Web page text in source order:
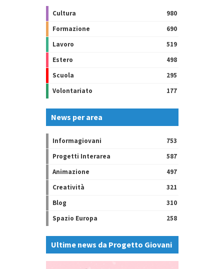
Cultura
980
Formazione
690
Lavoro
519
Estero
498
Scuola
295
Volontariato
177
News per area
Informagiovani
753
Progetti Interarea
587
Animazione
497
Creatività
321
Blog
310
Spazio Europa
258
Ultime news da Progetto Giovani